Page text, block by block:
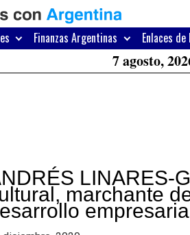
Finanzas Argentinas Enlaces
7 agosto,
LINARES-
marchante